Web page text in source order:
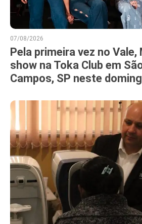
07/08/2026
Pela primeira vez no Vale,
show na Toka Club em
Campos, SP neste